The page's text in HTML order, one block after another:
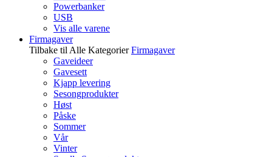
Powerbanker
USB
Vis alle varene
Firmagaver
Tilbake til Alle Kategorier Firmagaver
Gaveideer
Gavesett
Kjapp levering
Sesongprodukter
Høst
Påske
Sommer
Vår
Vinter